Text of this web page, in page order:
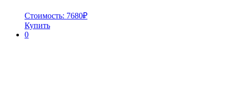
Стоимость: 7680₽
Купить
0